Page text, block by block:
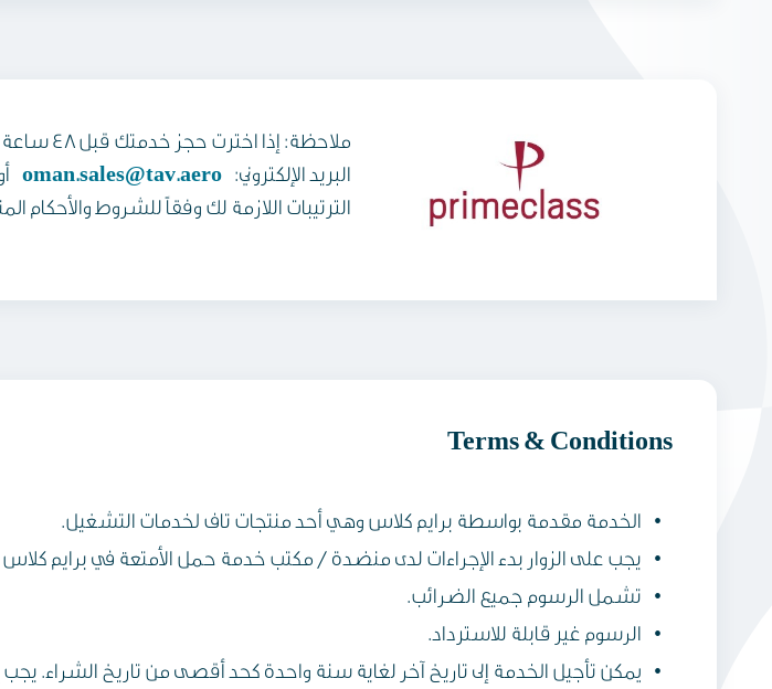
ملاحظة:
البريد الإلكتروني: oman.sales@tav.aero
الترتيبات اللازمة لك وفقاً للشروط والأحكام
Terms & Conditions
الخدمة مقدمة بواسطة برايم كلاس وهي أحد منتجات تاف لخدمات التشغيل.
يجب على الزوار بدء الإجراءات لدى منضدة / مكتب خدمة حمل الأمتعة في برايم كلاس
تشمل الرسوم جميع الضرائب.
الرسوم غير قابلة للاسترداد.
يمكن تأجيل الخدمة إلى تاريخ آخر لغاية سنة واحدة كحد أقصى من تاريخ الشراء. يجب إعادة تحديد الموعد قبل 8